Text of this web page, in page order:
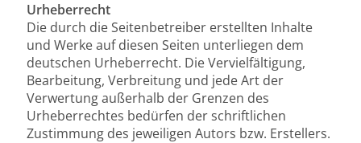
Urheberrecht
Die durch die Seitenbetreiber erstellten Inhalte
und Werke auf diesen Seiten unterliegen dem
deutschen Urheberrecht. Die Vervielfältigung,
Bearbeitung, Verbreitung und jede Art der
Verwertung außerhalb der Grenzen des
Urheberrechtes bedürfen der schriftlichen
Zustimmung des jeweiligen Autors bzw. Erstellers.